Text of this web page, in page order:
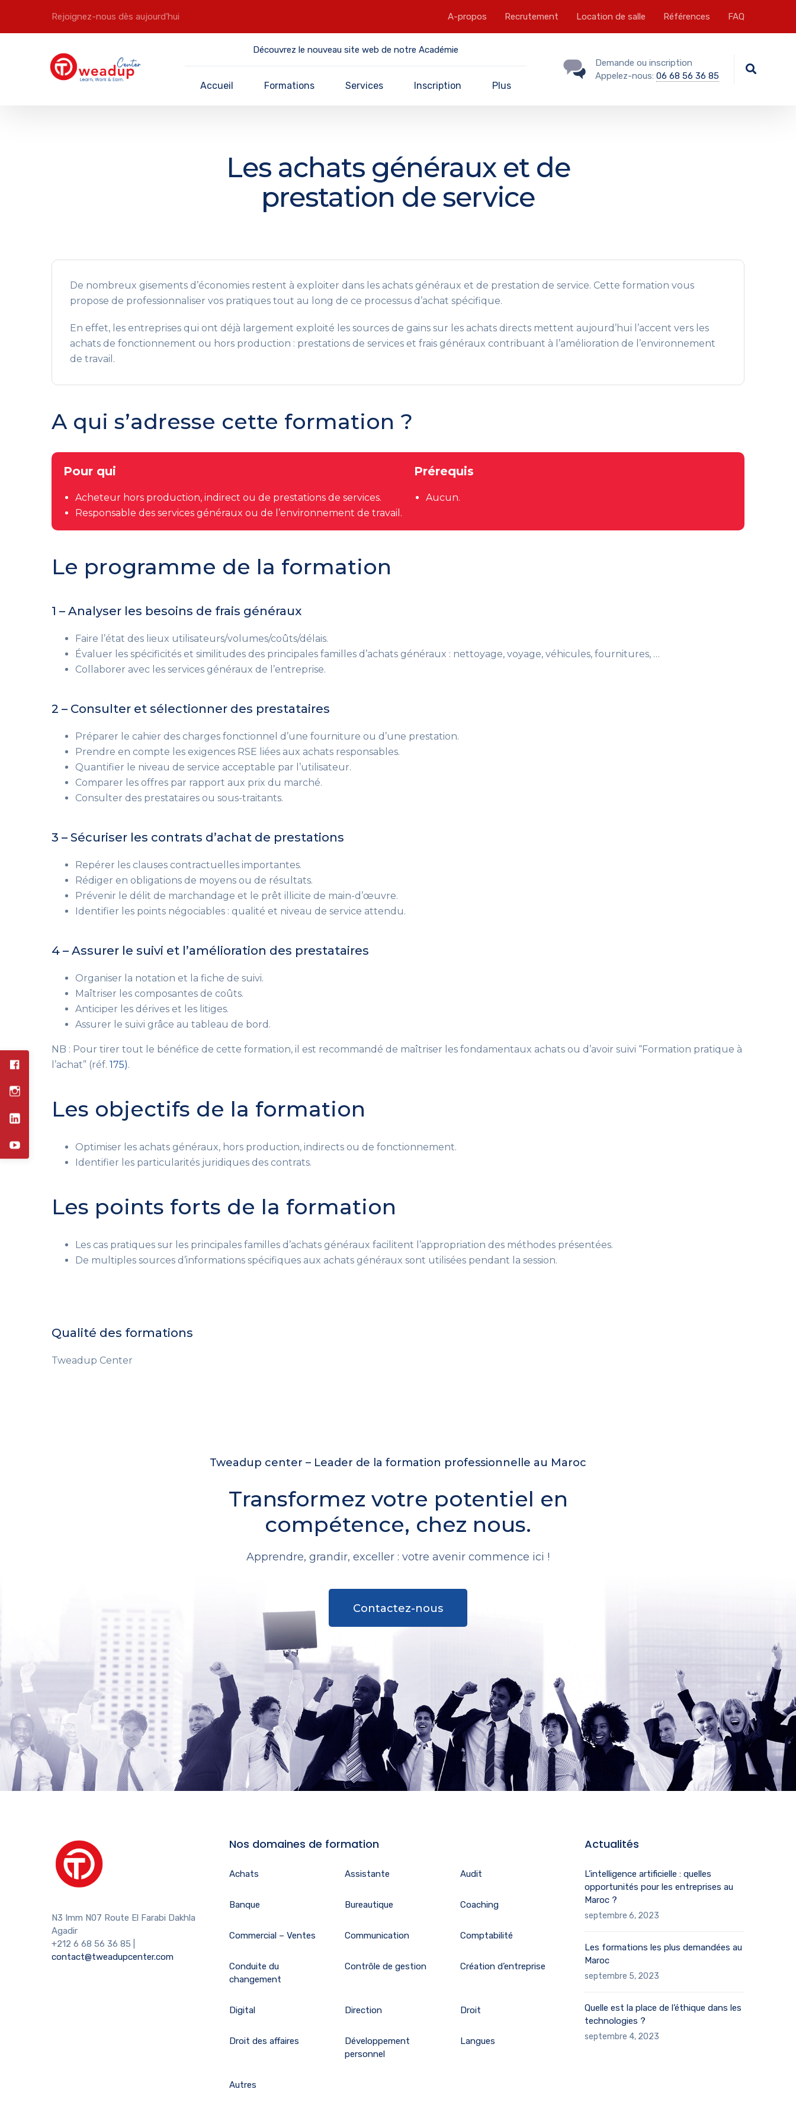
Rejoignez-nous dès aujourd’hui A-propos Recrutement Location de salle Références FAQ
Découvrez le nouveau site web de notre Académie
Accueil Formations Services Inscription Plus
Demande ou inscription
Appelez-nous: 06 68 56 36 85
Les achats généraux et de
prestation de service
De nombreux gisements d’économies restent à exploiter dans les achats généraux et de prestation de service. Cette formation vous
propose de professionnaliser vos pratiques tout au long de ce processus d’achat spécifique.
En effet, les entreprises qui ont déjà largement exploité les sources de gains sur les achats directs mettent aujourd’hui l’accent vers les
achats de fonctionnement ou hors production : prestations de services et frais généraux contribuant à l’amélioration de l’environnement
de travail.
A qui s’adresse cette formation ?
Pour qui
Acheteur hors production, indirect ou de prestations de services.
Responsable des services généraux ou de l’environnement de travail.
Prérequis
Aucun.
Le programme de la formation
1 – Analyser les besoins de frais généraux
Faire l’état des lieux utilisateurs/volumes/coûts/délais.
Évaluer les spécificités et similitudes des principales familles d’achats généraux : nettoyage, voyage, véhicules, fournitures, …
Collaborer avec les services généraux de l’entreprise.
2 – Consulter et sélectionner des prestataires
Préparer le cahier des charges fonctionnel d’une fourniture ou d’une prestation.
Prendre en compte les exigences RSE liées aux achats responsables.
Quantifier le niveau de service acceptable par l’utilisateur.
Comparer les offres par rapport aux prix du marché.
Consulter des prestataires ou sous-traitants.
3 – Sécuriser les contrats d’achat de prestations
Repérer les clauses contractuelles importantes.
Rédiger en obligations de moyens ou de résultats.
Prévenir le délit de marchandage et le prêt illicite de main-d’œuvre.
Identifier les points négociables : qualité et niveau de service attendu.
4 – Assurer le suivi et l’amélioration des prestataires
Organiser la notation et la fiche de suivi.
Maîtriser les composantes de coûts.
Anticiper les dérives et les litiges.
Assurer le suivi grâce au tableau de bord.
NB : Pour tirer tout le bénéfice de cette formation, il est recommandé de maîtriser les fondamentaux achats ou d’avoir suivi “Formation pratique à
l’achat” (réf. 175).
Les objectifs de la formation
Optimiser les achats généraux, hors production, indirects ou de fonctionnement.
Identifier les particularités juridiques des contrats.
Les points forts de la formation
Les cas pratiques sur les principales familles d’achats généraux facilitent l’appropriation des méthodes présentées.
De multiples sources d’informations spécifiques aux achats généraux sont utilisées pendant la session.
Qualité des formations
Tweadup Center
Tweadup center – Leader de la formation professionnelle au Maroc
Transformez votre potentiel en
compétence, chez nous.
Apprendre, grandir, exceller : votre avenir commence ici !
Contactez-nous
N3 Imm N07 Route El Farabi Dakhla
Agadir
+212 6 68 56 36 85
contact@tweadupcenter.com
Nos domaines de formation
Achats Assistante Audit
Banque Bureautique Coaching
Commercial – Ventes Communication Comptabilité
Conduite du
changement
Contrôle de gestion Création d’entreprise
Digital Direction Droit
Droit des affaires
Développement
personnel
Langues
Autres
Actualités
L’intelligence artificielle : quelles
opportunités pour les entreprises au
Maroc ?
septembre 6, 2023
Les formations les plus demandées au
Maroc
septembre 5, 2023
Quelle est la place de l’éthique dans les
technologies ?
septembre 4, 2023